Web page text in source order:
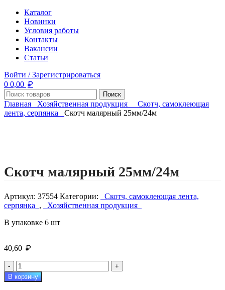
Каталог
Новинки
Условия работы
Контакты
Вакансии
Статьи
Войти / Зарегистрироваться
0 0,00 ₽
Поиск
Главная Хозяйственная продукция
Скотч, самоклеющая
лента, серпянка Скотч малярный 25мм/24м
Скотч малярный 25мм/24м
Артикул: 37554 Категории:
Скотч, самоклеющая лента,
серпянка ,
Хозяйственная продукция
В упаковке 6 шт
40,60 ₽
Количество
товара
Скотч
В корзину